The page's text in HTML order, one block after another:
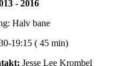
- 2016
Halv bane
19:15 ( 45 min)
Jesse Lee Krombel